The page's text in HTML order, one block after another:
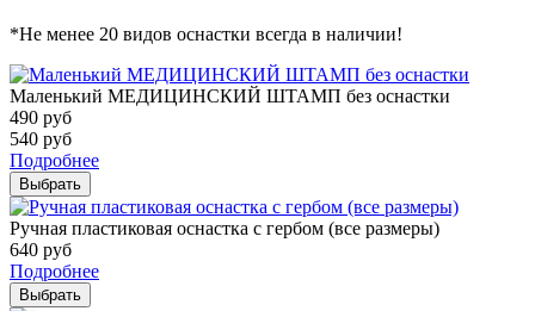
*Не менее 20 видов оснастки всегда в наличии!
Маленький МЕДИЦИНСКИЙ ШТАМП без оснастки
490 руб
540 руб
Подробнее
Выбрать
Ручная пластиковая оснастка с гербом (все размеры)
640 руб
Подробнее
Выбрать